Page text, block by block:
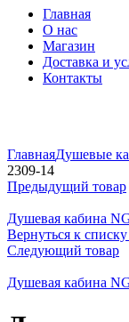
Главная
О нас
Магазин
Доставка и
Контакты
ГлавнаяДушевые
2309-14
Предыдущий товар
Душевая кабина
Вернуться к
Следующий товар
Душевая кабина